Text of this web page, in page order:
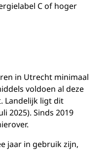
C of hoger
in Utrecht minimaal
voldoen al deze
Landelijk ligt dit
2025). Sinds 2019
jaar in gebruik zijn,